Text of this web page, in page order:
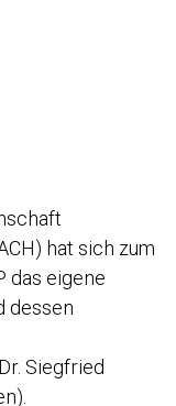
hat sich zum
das eigene
dessen
Siegfried